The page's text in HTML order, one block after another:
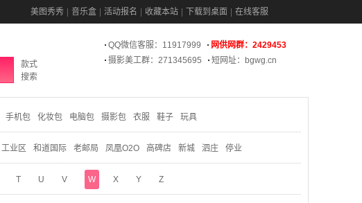
美图秀秀 音乐盒 活动报名 收藏本站 下载到桌面 在线客服
款式
搜索
QQ微信客服：11917999
网供网群：2429453
摄影美工群：271345695
短网址：bgwg.cn
手机包 化妆包 电脑包 摄影包 衣服 鞋子 玩具
工业区 和道国际 老邮局 凤凰O2O 高碑店 新城 泗庄 停业
T U V W X Y Z